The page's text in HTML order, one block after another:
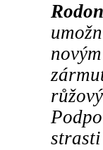
strasti